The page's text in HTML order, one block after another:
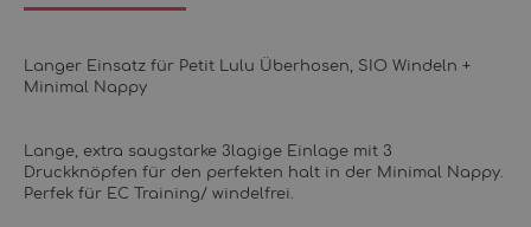
Langer Einsatz für Petit Lulu Überhosen, SIO Windeln +
Minimal Nappy
Lange, extra saugstarke 3lagige Einlage mit 3
Druckknöpfen für den perfekten halt in der Minimal Nappy.
Perfek für EC Training/ windelfrei.